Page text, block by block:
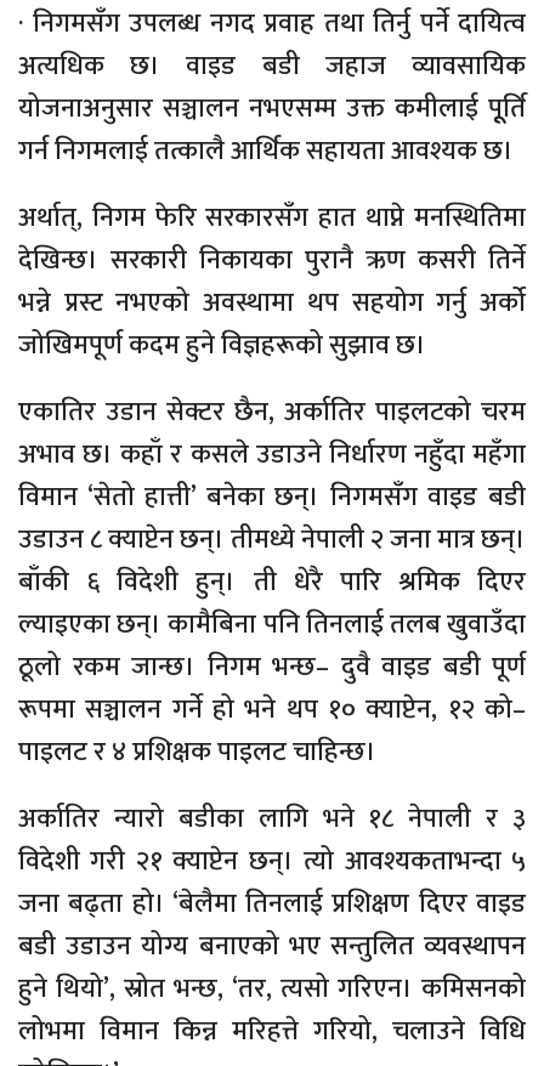
· निगमसँग उपलब्ध नगद प्रवाह तथा तिर्नु पर्ने दायित्व
अत्यधिक छ। वाइड बडी जहाज व्यावसायिक
योजनाअनुसार सञ्चालन नभएसम्म उक्त कमीलाई पूूर्ति
गर्न निगमलाई तत्कालै आर्थिक सहायता आवश्यक छ।
अर्थात्, निगम फेरि सरकारसँग हात थाप्ने मनस्थितिमा
देखिन्छ। सरकारी निकायका पुरानै ऋण कसरी तिर्ने
भन्ने प्रस्ट नभएको अवस्थामा थप सहयोग गर्नु अर्को
जोखिमपूर्ण कदम हुने विज्ञहरूको सुझाव छ।
एकातिर उडान सेक्टर छैन, अर्कातिर पाइलटको चरम
अभाव छ। कहाँ र कसले उडाउने निर्धारण नहुँदा महँगा
विमान ‘सेतो हात्ती’ बनेका छन्। निगमसँग वाइड बडी
उडाउन ८ क्याप्टेन छन्। तीमध्ये नेपाली २ जना मात्र छन्।
बाँकी ६ विदेशी हुन्। ती धेरै पारि श्रमिक दिएर
ल्याइएका छन्। कामैबिना पनि तिनलाई तलब खुवाउँदा
ठूलो रकम जान्छ। निगम भन्छ– दुवै वाइड बडी पूर्ण
रूपमा सञ्चालन गर्ने हो भने थप १० क्याप्टेन, १२ को–
पाइलट र ४ प्रशिक्षक पाइलट चाहिन्छ।
अर्कातिर न्यारो बडीका लागि भने १८ नेपाली र ३
विदेशी गरी २१ क्याप्टेन छन्। त्यो आवश्यकताभन्दा ५
जना बढ्ता हो। ‘बेलैमा तिनलाई प्रशिक्षण दिएर वाइड
बडी उडाउन योग्य बनाएको भए सन्तुलित व्यवस्थापन
हुने थियो’, स्रोत भन्छ, ‘तर, त्यसो गरिएन। कमिसनको
लोभमा विमान किन्न मरिहत्ते गरियो, चलाउने विधि